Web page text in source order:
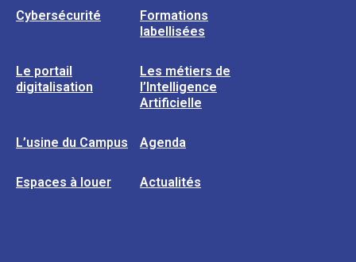
Cybersécurité
Formations
labellisées
Le portail
digitalisation
Les métiers de
l’Intelligence
Artificielle
L’usine du Campus Agenda
Espaces à louer Actualités